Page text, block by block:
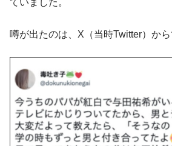
ていました。
噂が出たのは、X（当時Twitter）から